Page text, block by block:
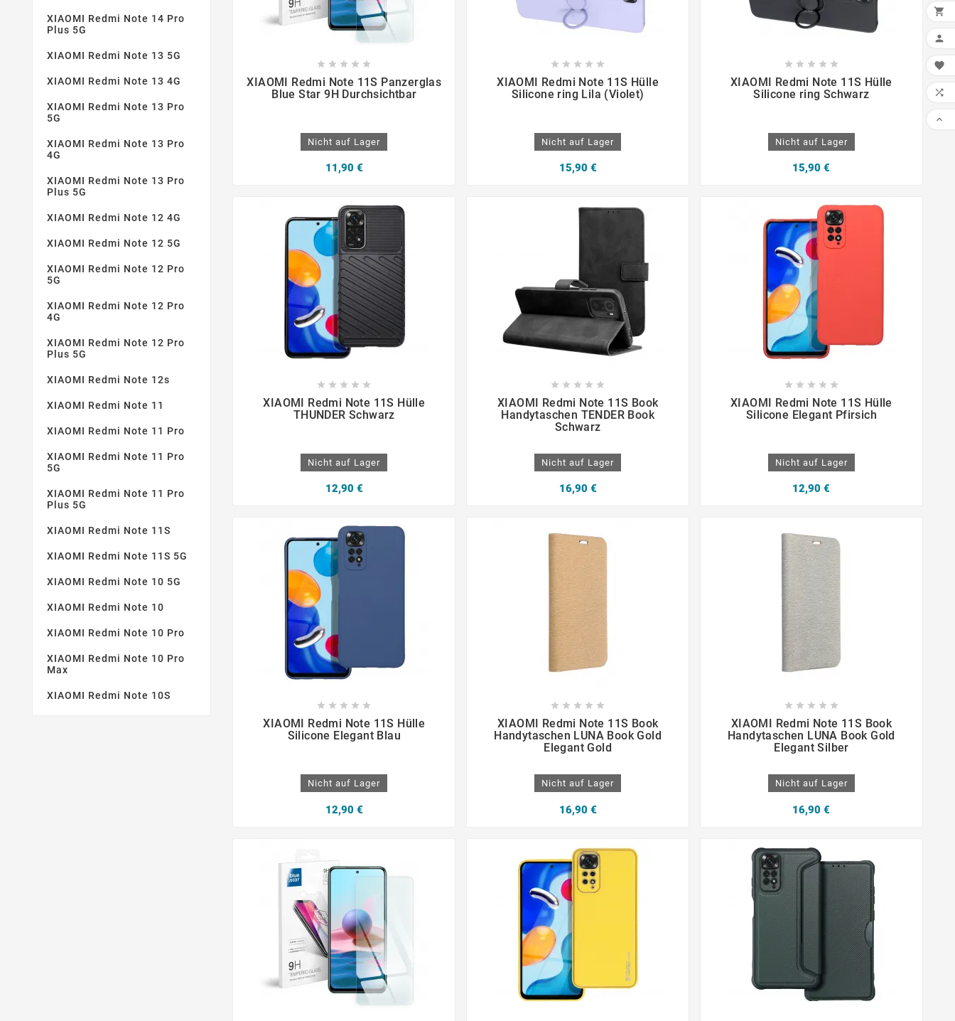
XIAOMI Redmi Note 14 Pro
Plus 5G
XIAOMI Redmi Note 13 5G
XIAOMI Redmi Note 13 4G
XIAOMI Redmi Note 13 Pro
5G
XIAOMI Redmi Note 13 Pro
4G
XIAOMI Redmi Note 13 Pro
Plus 5G
XIAOMI Redmi Note 12 4G
XIAOMI Redmi Note 12 5G
XIAOMI Redmi Note 12 Pro
5G
XIAOMI Redmi Note 12 Pro
4G
XIAOMI Redmi Note 12 Pro
Plus 5G
XIAOMI Redmi Note 12s
XIAOMI Redmi Note 11
XIAOMI Redmi Note 11 Pro
XIAOMI Redmi Note 11 Pro
5G
XIAOMI Redmi Note 11 Pro
Plus 5G
XIAOMI Redmi Note 11S
XIAOMI Redmi Note 11S 5G
XIAOMI Redmi Note 10 5G
XIAOMI Redmi Note 10
XIAOMI Redmi Note 10 Pro
XIAOMI Redmi Note 10 Pro
Max
XIAOMI Redmi Note 10S
    
XIAOMI Redmi Note 11S Panzerglas
Blue Star 9H Durchsichtbar
Nicht auf Lager
11,90 €
    
XIAOMI Redmi Note 11S Hülle
Silicone ring Lila (Violet)
Nicht auf Lager
15,90 €
    
XIAOMI Redmi Note 11S Hülle
Silicone ring Schwarz
Nicht auf Lager
15,90 €
    
XIAOMI Redmi Note 11S Hülle
THUNDER Schwarz
Nicht auf Lager
12,90 €
    
XIAOMI Redmi Note 11S Book
Handytaschen TENDER Book
Schwarz
Nicht auf Lager
16,90 €
    
XIAOMI Redmi Note 11S Hülle
Silicone Elegant Pfirsich
Nicht auf Lager
12,90 €
    
XIAOMI Redmi Note 11S Hülle
Silicone Elegant Blau
Nicht auf Lager
12,90 €
    
XIAOMI Redmi Note 11S Book
Handytaschen LUNA Book Gold
Elegant Gold
Nicht auf Lager
16,90 €
    
XIAOMI Redmi Note 11S Book
Handytaschen LUNA Book Gold
Elegant Silber
Nicht auf Lager
16,90 €




